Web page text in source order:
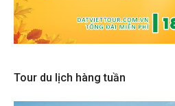
Tour du lịch hàng tuần